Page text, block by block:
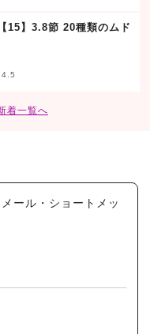
15】3.8節 20種類のムド
着一覧へ
ール・ショートメッ